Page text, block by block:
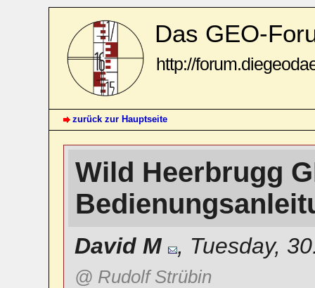
Das GEO-
http://
zurück zur Hauptseite
Wild Heerbrugg
David M , Tuesday,
@ Rudolf Strübin